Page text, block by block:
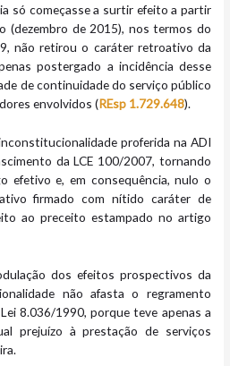
só começasse a surtir efeito a partir
(dezembro de 2015), nos termos do
não retirou o caráter retroativo da
postergado a incidência desse
de continuidade do serviço público
envolvidos (REsp 1.729.648).
proferida na ADI
da LCE 100/2007, tornando
efetivo e, em consequência, nulo o
firmado com nítido caráter de
ao preceito estampado no artigo
dos efeitos prospectivos da
não afasta o regramento
8.036/1990, porque teve apenas a
prejuízo à prestação de serviços